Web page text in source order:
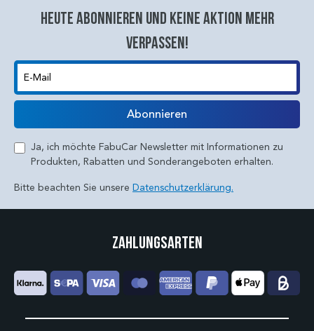
Heute abonnieren und keine aktion mehr
verpassen!
E-Mail
Abonnieren
Ja, ich möchte FabuCar Newsletter mit Informationen zu
Produkten, Rabatten und Sonderangeboten erhalten.
Bitte beachten Sie unsere Datenschutzerklärung.
Zahlungsarten